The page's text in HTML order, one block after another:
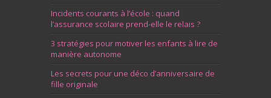
Incidents courants à l’école : quand
l’assurance scolaire prend-elle le relais ?
3 stratégies pour motiver les enfants à lire de
manière autonome
Les secrets pour une déco d’anniversaire de
fille originale